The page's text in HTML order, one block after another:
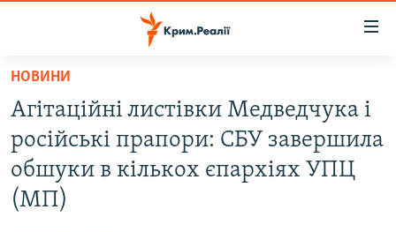
Перейти
основного
матеріалу
Перейти
до
основної
ВОДА.КРИМ
ВІДЕО ТА ФОТО
ПОЛІТИКА
НОВИНИ
Агітаційні листівки Медведчука і
російські прапори: СБУ завершила
обшуки в кількох єпархіях УПЦ
(МП)